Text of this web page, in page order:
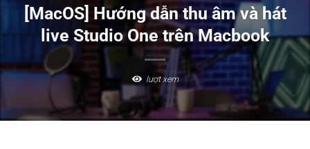
[MacOS] Hướng dẫn thu âm và hát
live Studio One trên Macbook
lượt xem